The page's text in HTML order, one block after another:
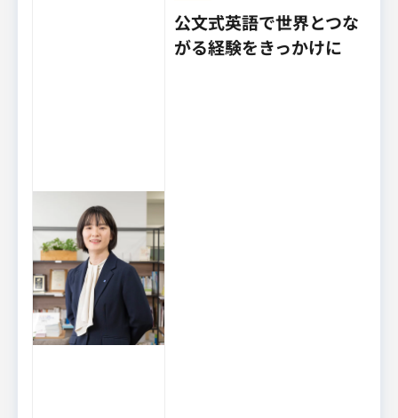
公文式英語で世界とつな
がる経験をきっかけに